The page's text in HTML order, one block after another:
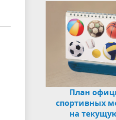
План
спортивных
на